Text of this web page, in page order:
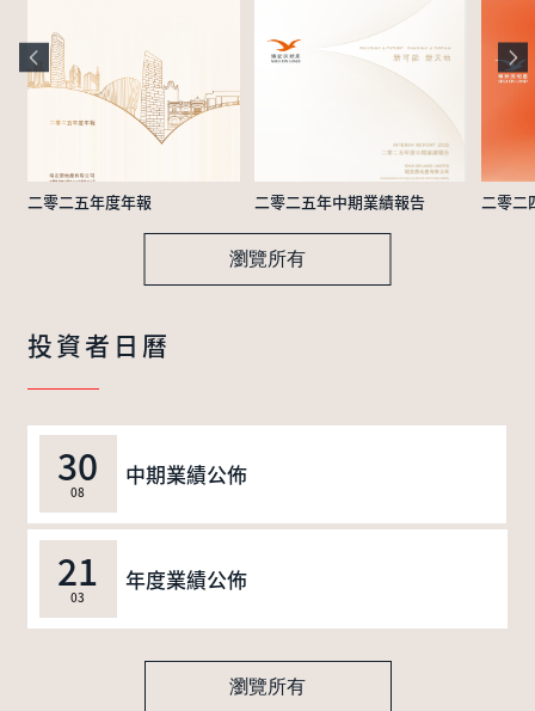
二零二五年度年報 二零二五年中期業績報告 二零二
瀏覽所有
投資者日曆
30
08
中期業績公佈
21
03
年度業績公佈
瀏覽所有